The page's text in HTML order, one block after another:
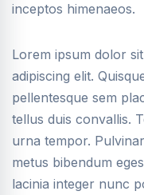
inceptos himenaeos.
Lorem ipsum dolor sit
adipiscing elit.
pellentesque sem
tellus duis convallis.
urna tempor.
metus bibendum
lacinia integer nunc